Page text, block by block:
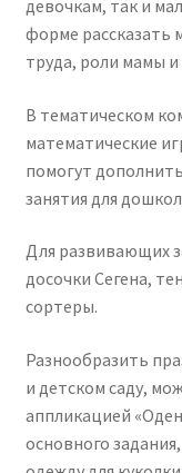
девочкам, так и
форме рассказать
труда, роли мамы
В тематическом
математические
помогут
занятия для
Для развивающих
досочки Сегена,
сортеры.
Разнообразить
и детском саду,
аппликацией
основного